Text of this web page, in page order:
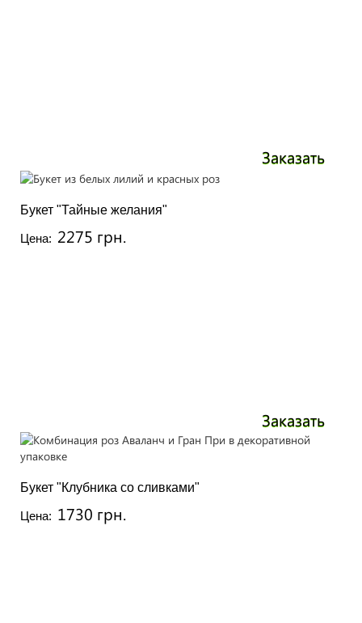
Заказать
Букет "Тайные желания"
Цена: 2275 грн.
Заказать
Букет "Клубника со сливками"
Цена: 1730 грн.